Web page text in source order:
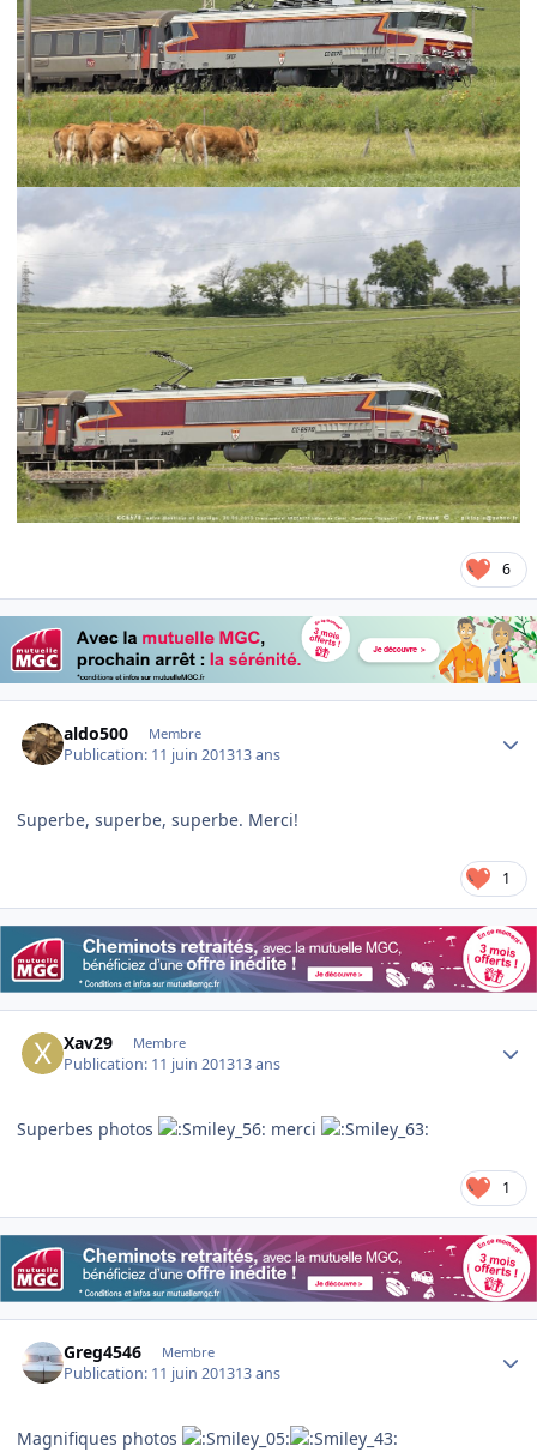
6
aldo500 Membre
Publication: 11 juin 201313 ans
Superbe, superbe, superbe. Merci!
1
Xav29 Membre
Publication: 11 juin 201313 ans
Superbes photos merci
1
Greg4546 Membre
Publication: 11 juin 201313 ans
Magnifiques photos